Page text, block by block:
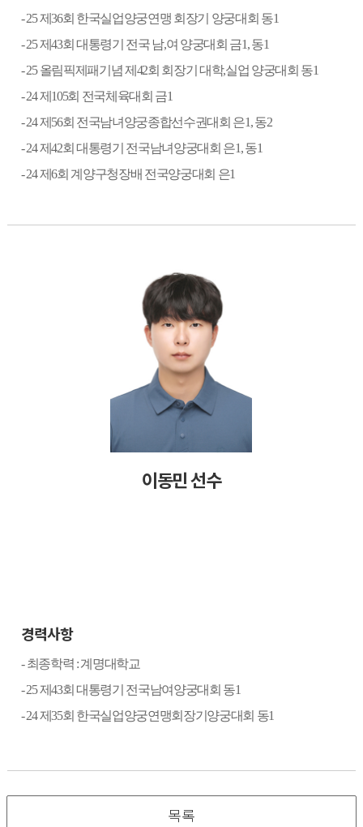
- 25제36회 한국실업양궁연맹 회장기 양궁대회 동1
- 25제43회 대통령기 전국 남,여 양궁대회 금1,동1
- 25올림픽제패기념 제 42회 회장기 대학,실업 양궁대회 동1
- 24제 105회 전국체육대회 금1
- 24제 56회 전국남녀양궁종합선수권대회 은1,동2
- 24제42회 대통령기 전국남녀양궁대회 은1,동1
- 24제6회 계양구청장배 전국양궁대회 은1
이동민 선수
경력사항
-최종학력 :계명대학교
- 25제43회 대통령기 전국남여양궁대회 동1
- 24제35회 한국실업양궁연맹회장기양궁대회 동1
목록